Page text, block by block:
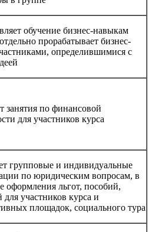
обучение бизнес-навыкам
прорабатывает бизнес-
определившимися с
занятия по финансовой
для участников курса
групповые и индивидуальные
по юридическим вопросам, в
оформления льгот, пособий,
для участников курса и
площадок, социального тура